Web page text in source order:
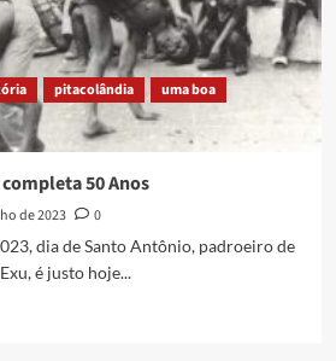
pitacolândia
uma boa
50 Anos
de 2023
0
dia de Santo Antônio, padroeiro de
é justo hoje...